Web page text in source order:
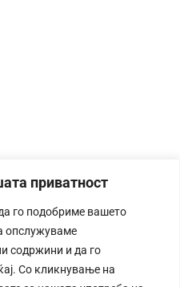
приватност
го подобриме вашето
опслужуваме
содржини и да го
Со кликнување на